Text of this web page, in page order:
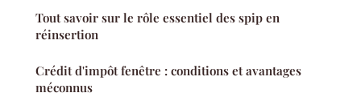
Tout savoir sur le rôle essentiel des spip en
réinsertion
Crédit d'impôt fenêtre : conditions et avantages
méconnus